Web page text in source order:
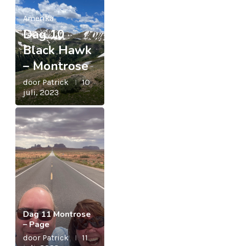
Amerika
Dag 10
Black Hawk
– Montrose
doorPatrick
10
juli, 2023
Dag 11 Montrose
– Page
door Patrick
11